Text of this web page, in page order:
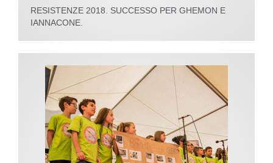
RESISTENZE 2018. SUCCESSO PER GHEMON E
IANNACONE.